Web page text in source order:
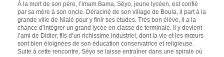
À la mort de son père, l’imam Bama, Séyo, jeune lycéen, est confié
par sa mère à son oncle. Déraciné de son village de Boula, il part à la
grande ville de Nialé pour y finir ses études. Très bon élève, il a la
chance d’intégrer un grand lycée en classe de terminale. Il y devient
l’ami de Didier, fils d’un richissime industriel, dont la vie et les mœurs
sont bien éloignées de son éducation conservatrice et religieuse.
Suite à cette rencontre, Séyo se laisse entraîner dans une spirale où